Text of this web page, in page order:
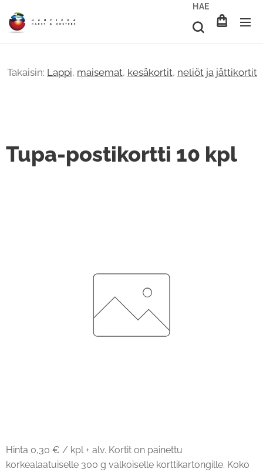
HAE
Takaisin: Lappi, maisemat, kesäkortit, neliöt ja jättikortit
Tupa-postikortti 10 kpl
Hinta 0,30 € / kpl + alv. Kortit on painettu
korkealaatuiselle 300 g valkoiselle korttikartongille. Koko